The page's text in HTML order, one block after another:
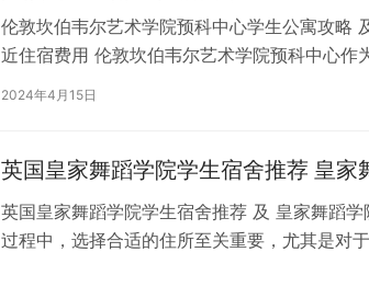
伦敦坎伯韦尔艺术学院预科中心学生公寓攻略
近住宿费用 伦敦坎伯韦尔艺术学院预科中心作
2024年4月15日
英国皇家舞蹈学院学生宿舍推荐 皇家
英国皇家舞蹈学院学生宿舍推荐 及 皇家舞蹈
过程中，选择合适的住所至关重要，尤其是对